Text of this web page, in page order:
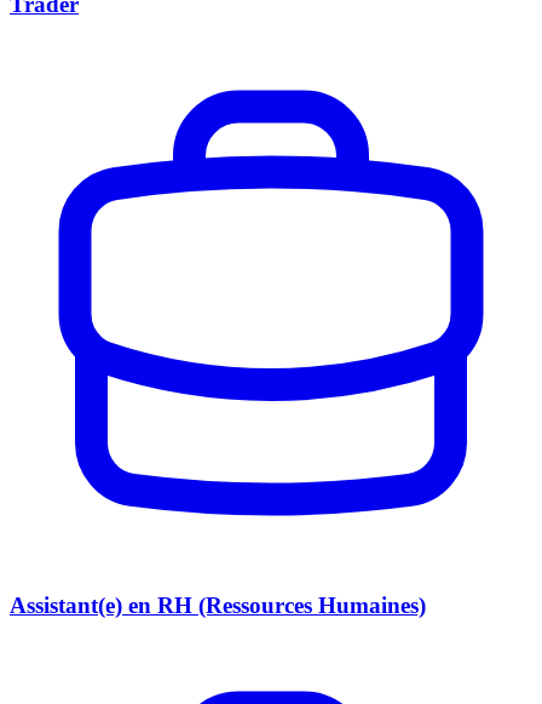
Assistant(e) en RH (Ressources Humaines)